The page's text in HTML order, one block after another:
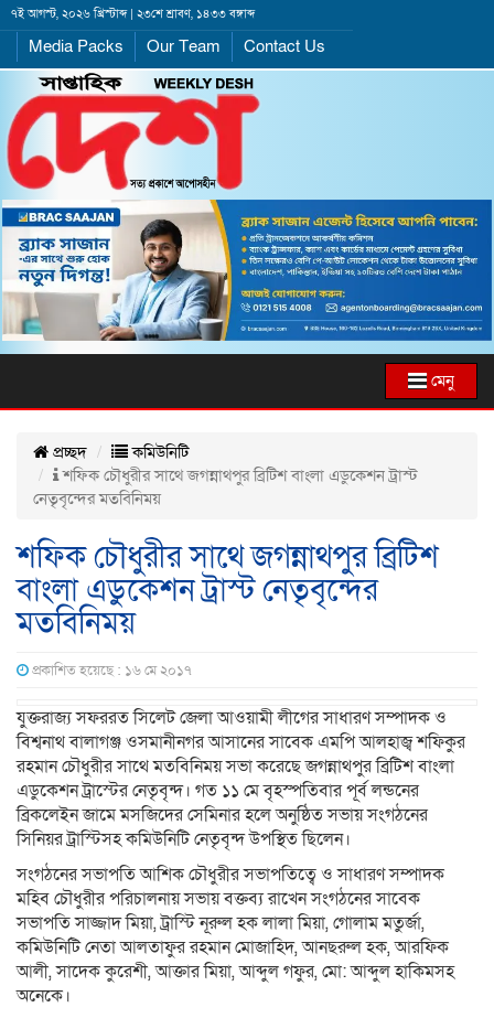
৭ই আগস্ট, ২০২৬ খ্রিস্টাব্দ | ২৩শে শ্রাবণ, ১৪৩৩ বঙ্গাব্দ
Media Packs Our Team Contact Us
মেনু
প্রচ্ছদ
কমিউনিটি
শফিক চৌধুরীর সাথে জগন্নাথপুর ব্রিটিশ বাংলা এডুকেশন ট্রাস্ট
নেতৃবৃন্দের মতবিনিময়
শফিক চৌধুরীর সাথে জগন্নাথপুর ব্রিটিশ
বাংলা এডুকেশন ট্রাস্ট নেতৃবৃন্দের
মতবিনিময়
প্রকাশিত হয়েছে : ১৬ মে ২০১৭
যুক্তরাজ্য সফররত সিলেট জেলা আওয়ামী লীগের সাধারণ সম্পাদক ও
বিশ্বনাথ বালাগঞ্জ ওসমানীনগর আসানের সাবেক এমপি আলহাজ্ব শফিকুর
রহমান চৌধুরীর সাথে মতবিনিময় সভা করেছে জগন্নাথপুর ব্রিটিশ বাংলা
এডুকেশন ট্রাস্টের নেতৃবৃন্দ। গত ১১ মে বৃহস্পতিবার পূর্ব লন্ডনের
ব্রিকলেইন জামে মসজিদের সেমিনার হলে অনুষ্ঠিত সভায় সংগঠনের
সিনিয়র ট্রাস্টিসহ কমিউনিটি নেতৃবৃন্দ উপস্থিত ছিলেন।
সংগঠনের সভাপতি আশিক চৌধুরীর সভাপতিত্বে ও সাধারণ সম্পাদক
মহিব চৌধুরীর পরিচালনায় সভায় বক্তব্য রাখেন সংগঠনের সাবেক
সভাপতি সাজ্জাদ মিয়া, ট্রাস্টি নূরুল হক লালা মিয়া, গোলাম মতুর্জা,
কমিউনিটি নেতা আলতাফুর রহমান মোজাহিদ, আনছরুল হক, আরফিক
আলী, সাদেক কুরেশী, আক্তার মিয়া, আব্দুল গফুর, মো: আব্দুল হাকিমসহ
অনেকে।